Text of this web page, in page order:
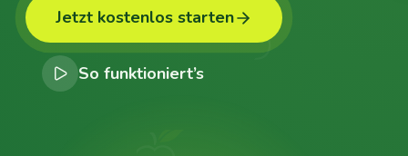
Jetzt kostenlos starten
So funktioniert’s